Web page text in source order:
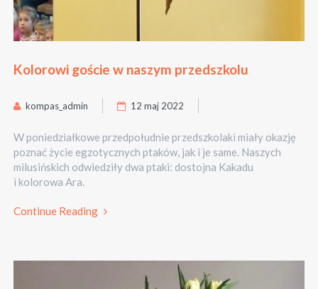
Kolorowi goście w naszym przedszkolu
kompas_admin 12 maj 2022
W poniedziałkowe przedpołudnie przedszkolaki miały okazję
poznać życie egzotycznych ptaków, jak i je same. Naszych
milusińskich odwiedziły dwa ptaki: dostojna Kakadu
i kolorowa Ara.
Continue Reading